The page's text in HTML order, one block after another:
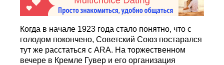
Когда в начале 1923 года стало понятно, что с
голодом покончено, Советский Союз постарался
тут же расстаться с ARA. На торжественном
вечере в Кремле Гувер и его организация